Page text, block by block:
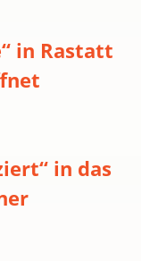
in Rastatt
in das